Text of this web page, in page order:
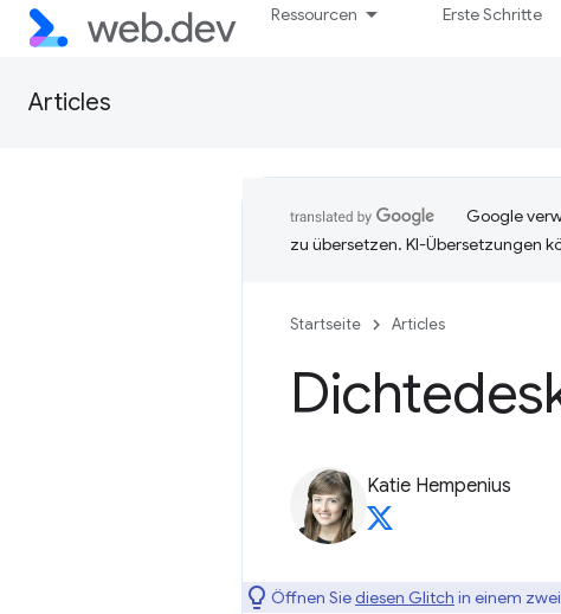
Ressourcen Erste Schritte
Articles
Google
zu übersetzen. KI-Übersetzungen
Startseite Articles
Katie Hempenius
Öffnen Siediesen Glitch in einem